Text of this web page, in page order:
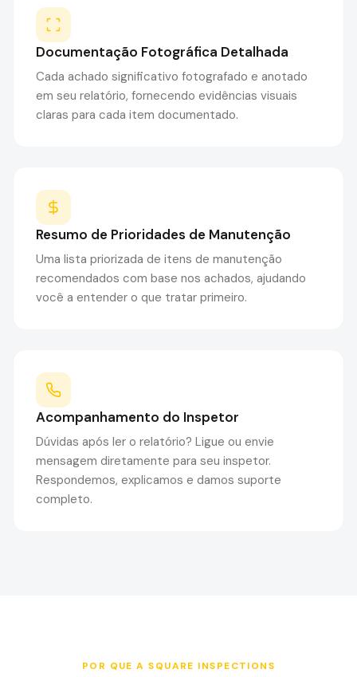
Documentação Fotográfica Detalhada
Cada achado significativo fotografado e anotado
em seu relatório, fornecendo evidências visuais
claras para cada item documentado.
Resumo de Prioridades de Manutenção
Uma lista priorizada de itens de manutenção
recomendados com base nos achados, ajudando
você a entender o que tratar primeiro.
Acompanhamento do Inspetor
Dúvidas após ler o relatório? Ligue ou envie
mensagem diretamente para seu inspetor.
Respondemos, explicamos e damos suporte
completo.
POR QUE A SQUARE INSPECTIONS